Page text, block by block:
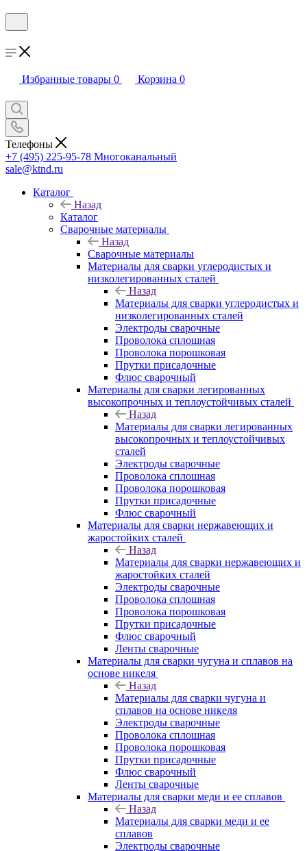
Избранные товары 0 Корзина 0
Телефоны
+7 (495) 225-95-78 Многоканальный
sale@ktnd.ru
Каталог
Назад
Каталог
Сварочные материалы
Назад
Сварочные материалы
Материалы для сварки углеродистых и
низколегированных сталей
Назад
Материалы для сварки углеродистых и
низколегированных сталей
Электроды сварочные
Проволока сплошная
Проволока порошковая
Прутки присадочные
Флюс сварочный
Материалы для сварки легированных
высокопрочных и теплоустойчивых сталей
Назад
Материалы для сварки легированных
высокопрочных и теплоустойчивых
сталей
Электроды сварочные
Проволока сплошная
Проволока порошковая
Прутки присадочные
Флюс сварочный
Материалы для сварки нержавеющих и
жаростойких сталей
Назад
Материалы для сварки нержавеющих и
жаростойких сталей
Электроды сварочные
Проволока сплошная
Проволока порошковая
Прутки присадочные
Флюс сварочный
Ленты сварочные
Материалы для сварки чугуна и сплавов на
основе никеля
Назад
Материалы для сварки чугуна и
сплавов на основе никеля
Электроды сварочные
Проволока сплошная
Проволока порошковая
Прутки присадочные
Флюс сварочный
Ленты сварочные
Материалы для сварки меди и ее сплавов
Назад
Материалы для сварки меди и ее
сплавов
Электроды сварочные